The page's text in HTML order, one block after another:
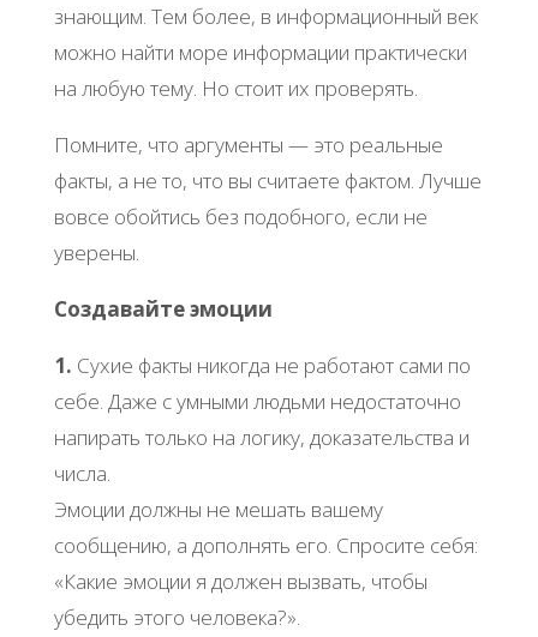
знающим. Тем более, в информационный век
можно найти море информации практически
на любую тему. Но стоит их проверять.
Помните, что аргументы — это реальные
факты, а не то, что вы считаете фактом. Лучше
вовсе обойтись без подобного, если не
уверены.
Создавайте эмоции
1. Сухие факты никогда не работают сами по
себе. Даже с умными людьми недостаточно
напирать только на логику, доказательства и
числа.
Эмоции должны не мешать вашему
сообщению, а дополнять его. Спросите себя:
«Какие эмоции я должен вызвать, чтобы
убедить этого человека?».